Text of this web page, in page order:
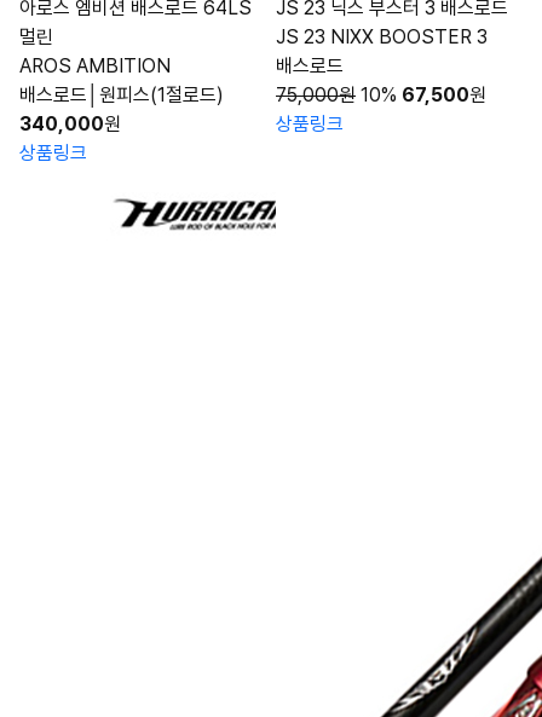
아로스 엠비션 배스로드 64LS
멀린
AROS AMBITION
배스로드│원피스(1절로드)
340,000원
상품링크
JS 23 닉스 부스터 3 배스로드
JS 23 NIXX BOOSTER 3
배스로드
75,000원 10% 67,500원
상품링크